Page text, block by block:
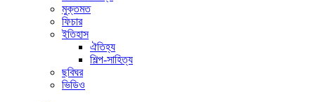
মুক্তমত
ফিচার
ইতিহাস
ঐতিহ্য
শিল্প-সাহিত্য
ছবিঘর
ভিডিও